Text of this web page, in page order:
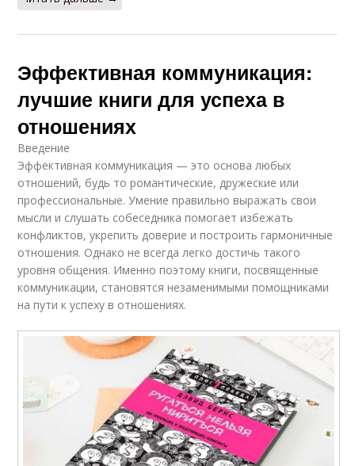
Эффективная коммуникация:
лучшие книги для успеха в
отношениях
Введение
Эффективная коммуникация — это основа любых
отношений, будь то романтические, дружеские или
профессиональные. Умение правильно выражать свои
мысли и слушать собеседника помогает избежать
конфликтов, укрепить доверие и построить гармоничные
отношения. Однако не всегда легко достичь такого
уровня общения. Именно поэтому книги, посвященные
коммуникации, становятся незаменимыми помощниками
на пути к успеху в отношениях.